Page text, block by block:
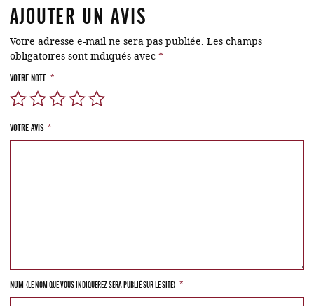
AJOUTER UN AVIS
Votre adresse e-mail ne sera pas publiée. Les champs
obligatoires sont indiqués avec*
VOTRE NOTE*
VOTRE AVIS*
NOM(LE NOM QUE VOUS INDIQUEREZ SERA PUBLIÉ SUR LE SITE) *